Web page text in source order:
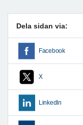
Dela sidan via:
Facebook
X
LinkedIn